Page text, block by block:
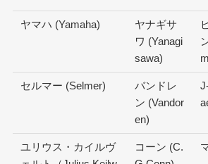
ヤマハ (Yamaha)
ヤナギサ
ワ (Yanagi
sawa)
セルマー (Selmer)
バンドレ
ン (Vandor
en)
ユリウス・カイルヴ
コーン (C.